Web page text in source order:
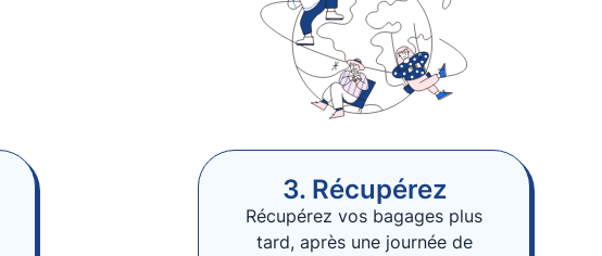
3. Récupérez
Récupérez vos bagages plus
tard, après une journée de